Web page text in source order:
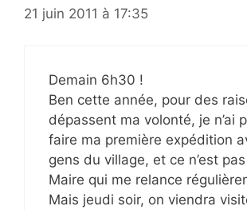
21 juin 2011 à 17:35
Demain 6h30 !
Ben cette année, pour des
dépassent ma volonté, je n’ai
faire ma première expédition
gens du village, et ce n’est
Maire qui me relance
Mais jeudi soir, on viendra